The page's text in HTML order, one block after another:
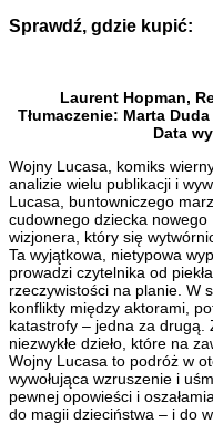
Sprawdź, gdzie kupić:
Laurent Hopman,
Tłumaczenie: Marta
Data
Wojny Lucasa, komiks
analizie wielu publikacji i
Lucasa, buntowniczego
cudownego dziecka
wizjonera, który się
Ta wyjątkowa, nietypowa
prowadzi czytelnika od
rzeczywistości na planie. W
konflikty między aktorami,
katastrofy – jedna za drugą.
niezwykłe dzieło, które na
Wojny Lucasa to podróż w
wywołująca wzruszenie i
pewnej opowieści i
do magii dzieciństwa – i do